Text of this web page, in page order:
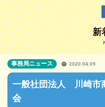
新
一般社団法人 川崎市
会
事務局ニュース 2020.04.09